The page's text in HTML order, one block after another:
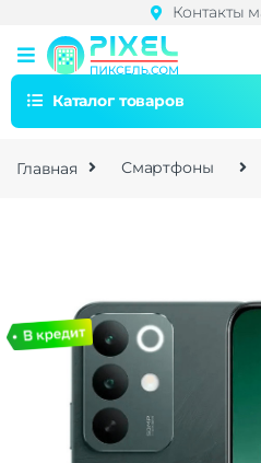
Контакты
Каталог товаров
Главная Смартфоны